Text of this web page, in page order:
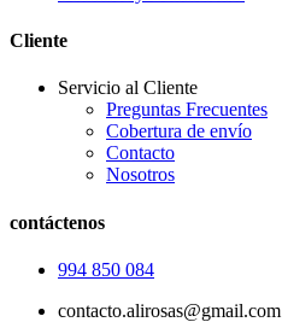
Cliente
Servicio al Cliente
Preguntas Frecuentes
Cobertura de envío
Contacto
Nosotros
contáctenos
994 850 084
contacto.alirosas@gmail.com